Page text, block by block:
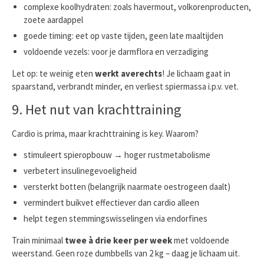
complexe koolhydraten: zoals havermout, volkorenproducten,
zoete aardappel
goede timing: eet op vaste tijden, geen late maaltijden
voldoende vezels: voor je darmflora en verzadiging
Let op: te weinig eten werkt averechts! Je lichaam gaat in
spaarstand, verbrandt minder, en verliest spiermassa i.p.v. vet.
9. Het nut van krachttraining
Cardio is prima, maar krachttraining is key. Waarom?
stimuleert spieropbouw → hoger rustmetabolisme
verbetert insulinegevoeligheid
versterkt botten (belangrijk naarmate oestrogeen daalt)
vermindert buikvet effectiever dan cardio alleen
helpt tegen stemmingswisselingen via endorfines
Train minimaal twee à drie keer per weekmet voldoende
weerstand. Geen roze dumbbells van 2 kg – daag je lichaam uit.